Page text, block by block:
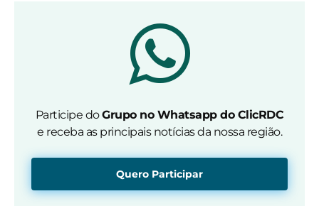
Participe doGrupo no Whatsapp do ClicRDC
e receba as principais notícias da nossa região.
Quero Participar